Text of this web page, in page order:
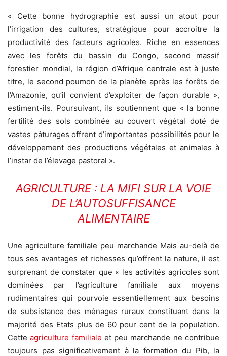
« Cette bonne hydrographie est aussi un atout pour
l’irrigation des cultures, stratégique pour accroitre la
productivité des facteurs agricoles. Riche en essences
avec les forêts du bassin du Congo, second massif
forestier mondial, la région d’Afrique centrale est à juste
titre, le second poumon de la planète après les forêts de
l’Amazonie, qu’il convient d’exploiter de façon durable »,
estiment-ils. Poursuivant, ils soutiennent que « la bonne
fertilité des sols combinée au couvert végétal doté de
vastes pâturages offrent d’importantes possibilités pour le
développement des productions végétales et animales à
l’instar de l’élevage pastoral ».
AGRICULTURE : LA MIFI SUR LA VOIE
DE L’AUTOSUFFISANCE
ALIMENTAIRE
Une agriculture familiale peu marchande Mais au-delà de
tous ses avantages et richesses qu’offrent la nature, il est
surprenant de constater que « les activités agricoles sont
dominées par l’agriculture familiale aux moyens
rudimentaires qui pourvoie essentiellement aux besoins
de subsistance des ménages ruraux constituant dans la
majorité des Etats plus de 60 pour cent de la population.
Cette agriculture familiale et peu marchande ne contribue
toujours pas significativement à la formation du Pib, la